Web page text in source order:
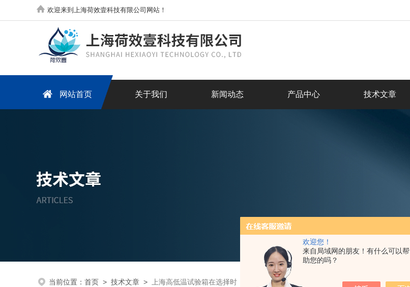
欢迎您！
来自局域网的朋友！有什么可以帮
助您的吗？
欢迎来到上海荷效壹科技有限公司网站！
网站首页 关于我们 新闻动态 产品中心 技术文章
当前位置： 首页 > 技术文章 > 上海高低温试验箱在选择时，需要从多方面进行综合考量